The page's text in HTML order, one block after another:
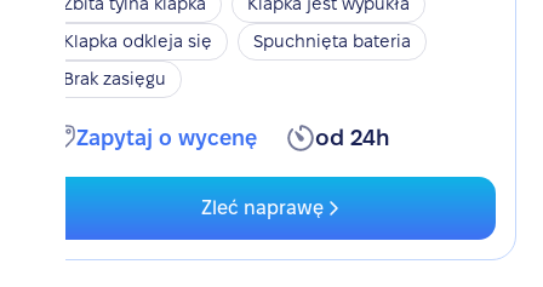
Klapka odkleja się
Spuchnięta bateria
Brak zasięgu
Zapytaj o wycenę od 24h
Zleć naprawę